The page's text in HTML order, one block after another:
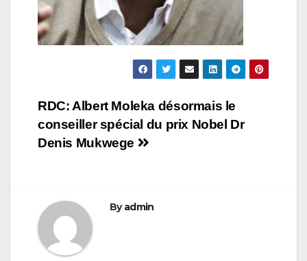
Navigation
de
RDC: Albert Moleka désormais le
conseiller spécial du prix Nobel Dr
Denis Mukwege
Byadmin